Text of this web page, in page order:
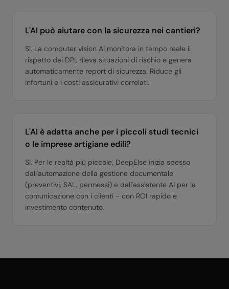
L'AI può aiutare con la sicurezza nei cantieri?
Sì. La computer vision AI monitora in tempo reale il
rispetto dei DPI, rileva situazioni di rischio e genera
automaticamente report di sicurezza. Riduce gli
infortuni e i costi assicurativi correlati.
L'AI è adatta anche per i piccoli studi tecnici
o le imprese artigiane edili?
Sì. Per le realtà più piccole, DeepElse inizia spesso
dall'automazione della gestione documentale
(preventivi, SAL, permessi) e dall'assistente AI per la
comunicazione con i clienti - con ROI rapido e
investimento contenuto.